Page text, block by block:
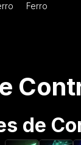
Ferro
de